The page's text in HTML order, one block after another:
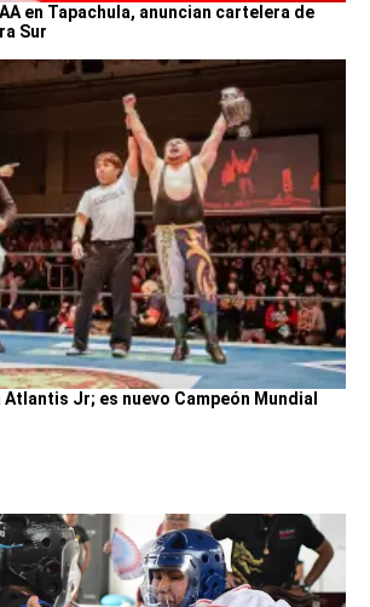
en Tapachula, anuncian cartelera de
Sur
Jr; es nuevo Campeón Mundial